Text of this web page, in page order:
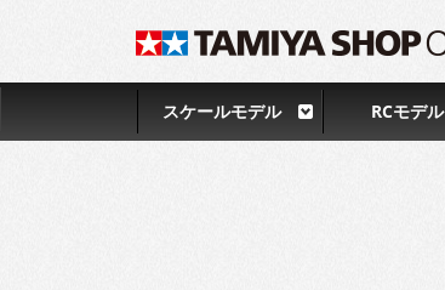
スケールモデル RCモデル